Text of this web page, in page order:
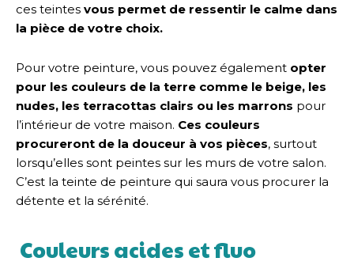
ces teintes vous permet de ressentir le calme dans
la pièce de votre choix.
Pour votre peinture, vous pouvez également opter
pour les couleurs de la terre comme le beige, les
nudes, les terracottas clairs ou les marrons pour
l’intérieur de votre maison. Ces couleurs
procureront de la douceur à vos pièces, surtout
lorsqu’elles sont peintes sur les murs de votre salon.
C’est la teinte de peinture qui saura vous procurer la
détente et la sérénité.
Couleurs acides et fluo